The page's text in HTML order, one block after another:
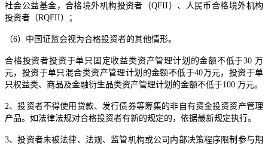
社会公益基金，合格境外机构投资者（QFII）、人民币合格境外机构
投资者（RQFII）；
（6）中国证监会视为合格投资者的其他情形。
合格投资者投资于单只固定收益类资产管理计划的金额不低于30 万
元，投资于单只混合类资产管理计划的金额不低于40万元，投资于单
只权益类、商品及金融衍生品类资产管理计划的金额不低于100 万元。
2、投资者不得使用贷款、发行债券等筹集的非自有资金投资资产管理
产品。如法律法规对合格投资者有新的规定的，依据最新规定执行。
3、投资者未被法律、法规、监管机构或公司内部决策程序限制参与期